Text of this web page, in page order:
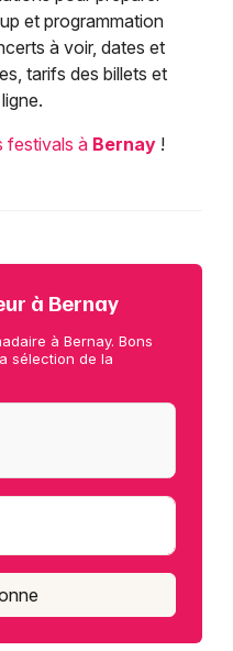
et programmation
à voir, dates et
tarifs des billets et
festivals à Bernay !
à Bernay
à Bernay. Bons
sélection de la